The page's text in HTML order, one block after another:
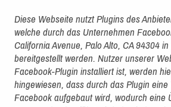
Diese Webseite nutzt Plugins des
welche durch das Unternehmen
California Avenue, Palo Alto, CA 94304 in
bereitgestellt werden. Nutzer unserer
Facebook-Plugin installiert ist, werden
hingewiesen, dass durch das Plugin eine
Facebook aufgebaut wird, wodurch eine